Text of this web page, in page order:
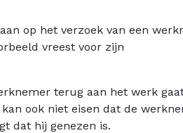
op het verzoek van een
vreest voor zijn
terug aan het werk
ook niet eisen dat de
dat hij genezen is.